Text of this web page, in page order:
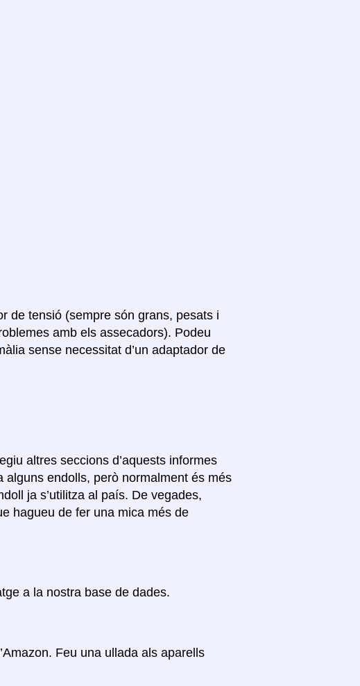
de tensió (sempre són grans, pesats i
amb els assecadors). Podeu
sense necessitat d’un adaptador de
altres seccions d’aquests informes
endolls, però normalment és més
ja s’utilitza al país. De vegades,
hagueu de fer una mica més de
a la nostra base de dades.
Feu una ullada als aparells